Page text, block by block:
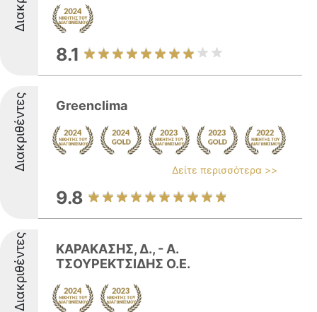
8.1
Διακριθέντες Greenclima
Δείτε περισσότερα >>
9.8
Διακριθέντες
ΚΑΡΑΚΑΣΗΣ, Δ., - Α.
ΤΣΟΥΡΕΚΤΣΙΔΗΣ Ο.Ε.